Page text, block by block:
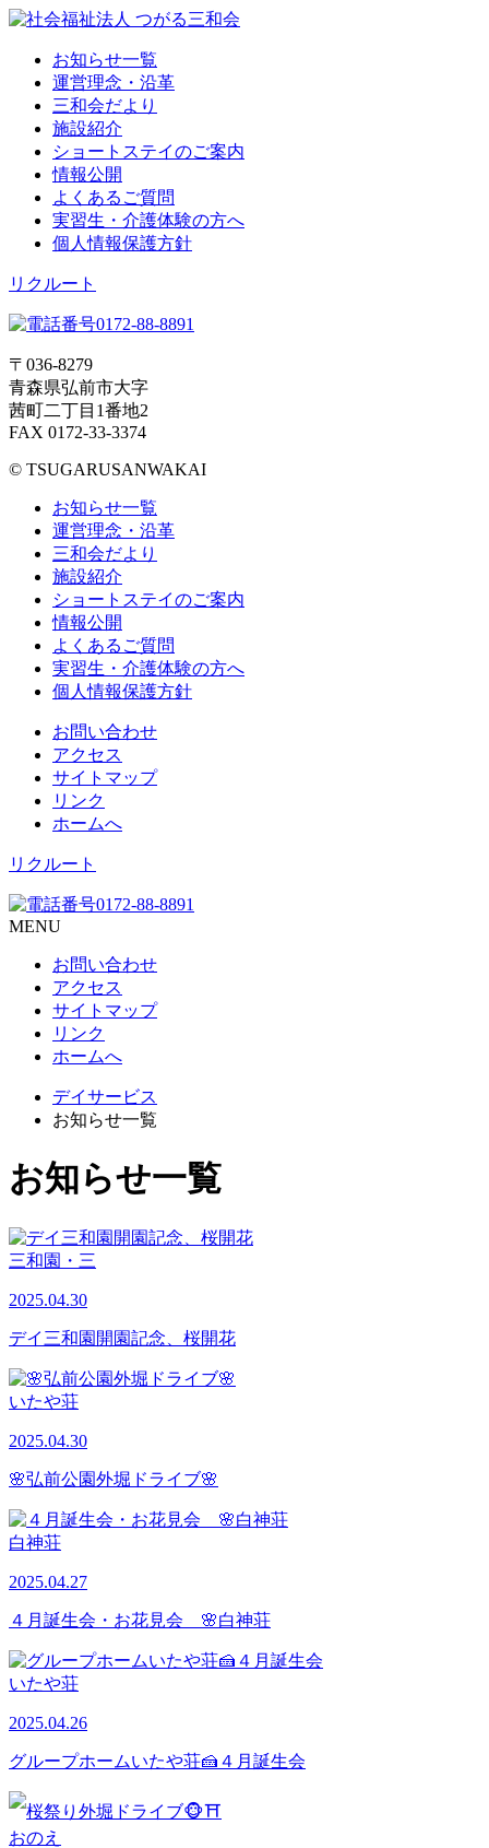
お知らせ一覧
運営理念・沿革
三和会だより
施設紹介
ショートステイのご案内
情報公開
よくあるご質問
実習生・介護体験の方へ
個人情報保護方針
リクルート
〒036-8279
青森県弘前市大字
茜町二丁目1番地2
FAX 0172-33-3374
© TSUGARUSANWAKAI
お知らせ一覧
運営理念・沿革
三和会だより
施設紹介
ショートステイのご案内
情報公開
よくあるご質問
実習生・介護体験の方へ
個人情報保護方針
お問い合わせ
アクセス
サイトマップ
リンク
ホームへ
リクルート
MENU
お問い合わせ
アクセス
サイトマップ
リンク
ホームへ
デイサービス
お知らせ一覧
お知らせ一覧
三和園・三
2025.04.30
デイ三和園開園記念、桜開花
いたや荘
2025.04.30
🌸弘前公園外堀ドライブ🌸
白神荘
2025.04.27
４月誕生会・お花見会 🌸白神荘
いたや荘
2025.04.26
グループホームいたや荘🍰４月誕生会
おのえ